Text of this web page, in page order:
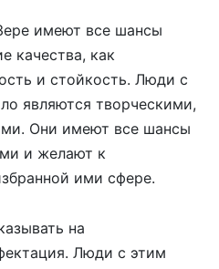
имеют все шансы
качества, как
и стойкость. Люди с
являются творческими,
Они имеют все шансы
и желают к
ими сфере.
на
Люди с этим